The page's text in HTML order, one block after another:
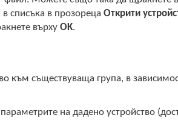
списъка в прозорецаОткрити
върхуOK.
към съществуваща група, в
на дадено устройство